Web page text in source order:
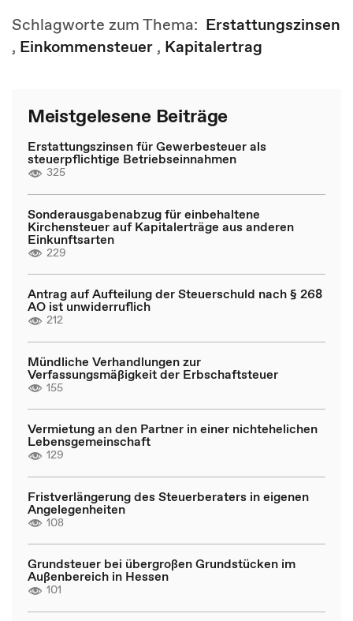
Schlagworte zum Thema: Erstattungszinsen
, Einkommensteuer , Kapitalertrag
Meistgelesene Beiträge
Erstattungszinsen für Gewerbesteuer als
steuerpflichtige Betriebseinnahmen
325
Sonderausgabenabzug für einbehaltene
Kirchensteuer auf Kapitalerträge aus anderen
Einkunftsarten
229
Antrag auf Aufteilung der Steuerschuld nach § 268
AO ist unwiderruflich
212
Mündliche Verhandlungen zur
Verfassungsmäßigkeit der Erbschaftsteuer
155
Vermietung an den Partner in einer nichtehelichen
Lebensgemeinschaft
129
Fristverlängerung des Steuerberaters in eigenen
Angelegenheiten
108
Grundsteuer bei übergroßen Grundstücken im
Außenbereich in Hessen
101